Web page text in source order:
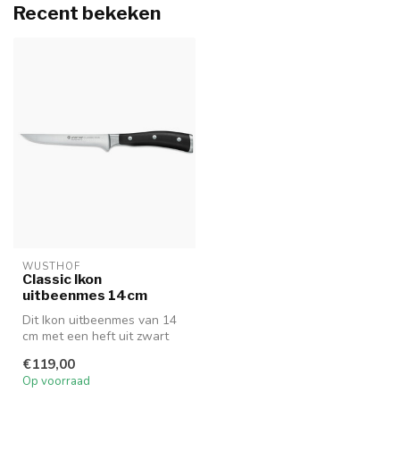
Recent bekeken
WUSTHOF
Classic Ikon
uitbeenmes 14cm
Dit Ikon uitbeenmes van 14
cm met een heft uit zwart
€119,00
Op voorraad